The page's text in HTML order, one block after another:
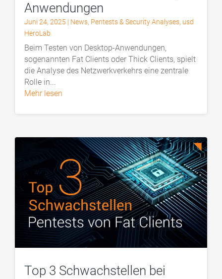
Anwendungen
Juni 24, 2025 | News, Pentests & Security Analyses, usd
HeroLab
Beim Testen von Desktop-Anwendungen,
sogenannten Fat Clients oder Thick Clients, spielt
die Analyse des Netzwerkverkehrs eine zentrale
Rolle in...
mehr lesen
Top 3 Schwachstellen bei